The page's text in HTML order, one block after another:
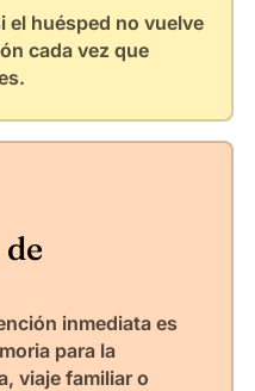
el huésped no vuelve
cada vez que
inmediata es
para la
viaje familiar o